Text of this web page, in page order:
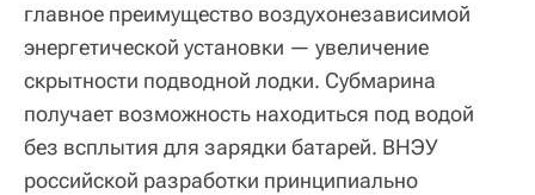
главное преимущество воздухонезависимой
энергетической установки — увеличение
скрытности подводной лодки. Субмарина
получает возможность находиться под водой
без всплытия для зарядки батарей. ВНЭУ
российской разработки принципиально